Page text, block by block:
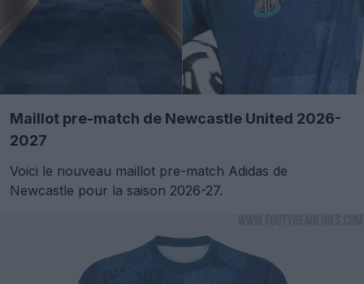
Maillot pre-match de Newcastle United 2026-
2027
Voici le nouveau maillot pre-match Adidas de
Newcastle pour la saison 2026-27.